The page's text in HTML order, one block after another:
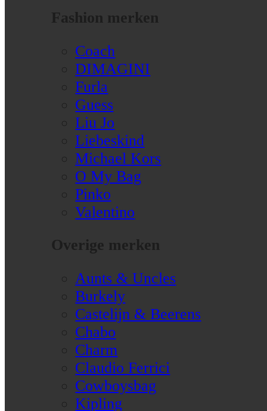
Fashion merken
Coach
DIMAGINI
Furla
Guess
Liu Jo
Liebeskind
Michael Kors
O My Bag
Pinko
Valentino
Overige merken
Aunts & Uncles
Burkely
Castelijn & Beerens
Chabo
Charm
Claudio Ferrici
Cowboysbag
Kipling